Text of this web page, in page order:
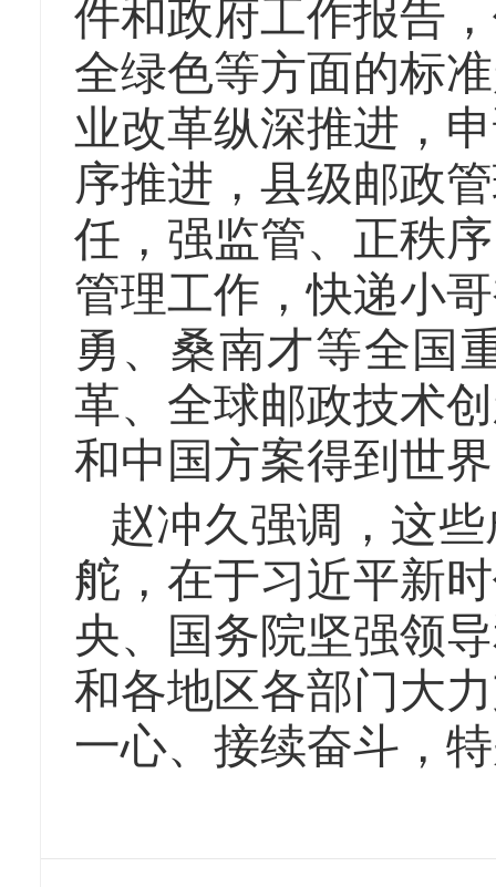
件和政府工作报告
全绿色等方面的标
业改革纵深推进，
序推进，县级邮政
任，强监管、正秩
管理工作，快递小
勇、桑南才等全国
革、全球邮政技术
和中国方案得到世
赵冲久强调，这
舵，在于习近平新
央、国务院坚强领
和各地区各部门大
一心、接续奋斗，